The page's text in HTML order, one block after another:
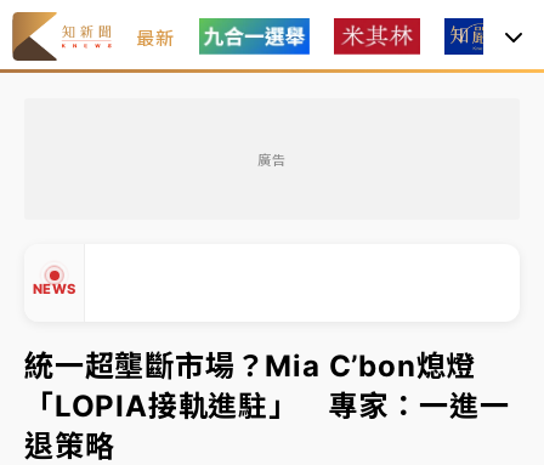
最新
廣告
NEWS
有片｜
連根拔起
中颱白海豚風雨來了！中部以北防豪雨 今晚、明天影
響最劇烈
白海豚逼近！北市水門只出不進 未移置車輛最高罰
4800＋拖吊費
▼
統一超壟斷市場？Mia C’bon熄燈
「LOPIA接軌進駐」 專家：一進一
退策略